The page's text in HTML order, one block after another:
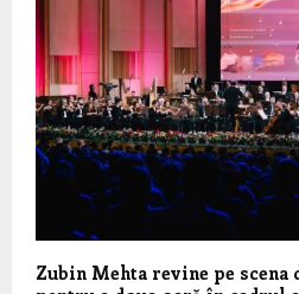
Zubin Mehta revine pe scena